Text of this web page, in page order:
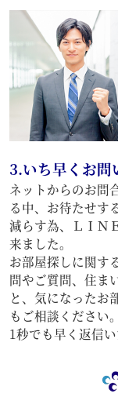
3.いち早くお問
ネットからのお問
る中、お待たせす
減らす為、ＬＩＮ
来ました。
お部屋探しに関す
問やご質問、住ま
と、気になったお
もご相談ください。
1秒でも早く返信い